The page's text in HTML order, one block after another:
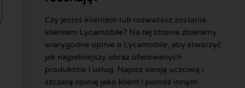
Czy jesteś klientem lub rozważasz zostanie
klientem Lycamobile? Na tej stronie zbieramy
wiarygodne opinie o Lycamobile, aby stworzyć
jak najpełniejszy obraz oferowanych
produktów i usług. Napisz swoją uczciwą i
szczerą opinię jako klient i pomóż innym